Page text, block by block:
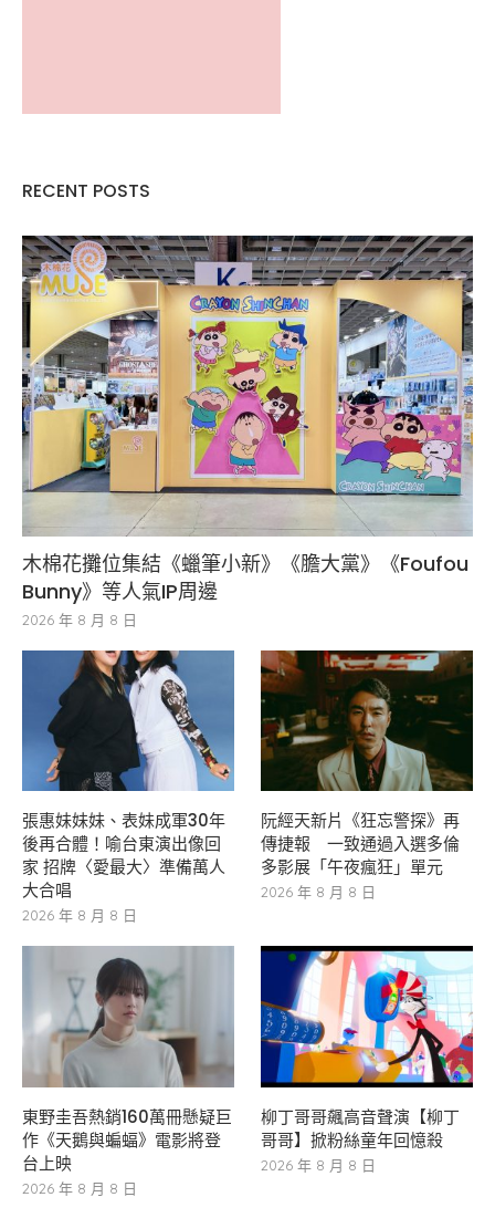
RECENT POSTS
木棉花攤位集結《蠟筆小新》《膽大黨》《Foufou
Bunny》等人氣IP周邊
2026 年 8 月 8 日
張惠妹妹妹、表妹成軍30年
後再合體！喻台東演出像回
家 招牌〈愛最大〉準備萬人
大合唱
2026 年 8 月 8 日
阮經天新片《狂忘警探》再
傳捷報 一致通過入選多倫
多影展「午夜瘋狂」單元
2026 年 8 月 8 日
東野圭吾熱銷160萬冊懸疑巨
作《天鵝與蝙蝠》電影將登
台上映
2026 年 8 月 8 日
柳丁哥哥飆高音聲演【柳丁
哥哥】掀粉絲童年回憶殺
2026 年 8 月 8 日